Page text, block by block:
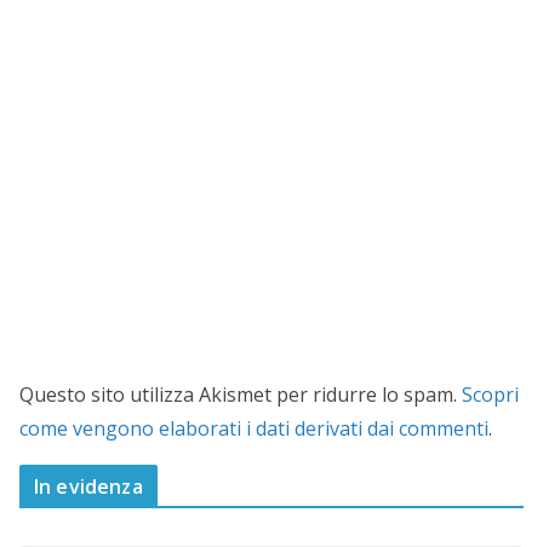
Questo sito utilizza Akismet per ridurre lo spam. Scopri
come vengono elaborati i dati derivati dai commenti.
In evidenza